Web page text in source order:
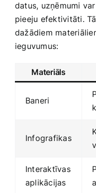
datus, uzņēmumi
pieeju efektivitāti.
dažādiem
ieguvumus:
Materiāls
Baneri
Infografikas
Interaktīvas⁢
aplikācijas